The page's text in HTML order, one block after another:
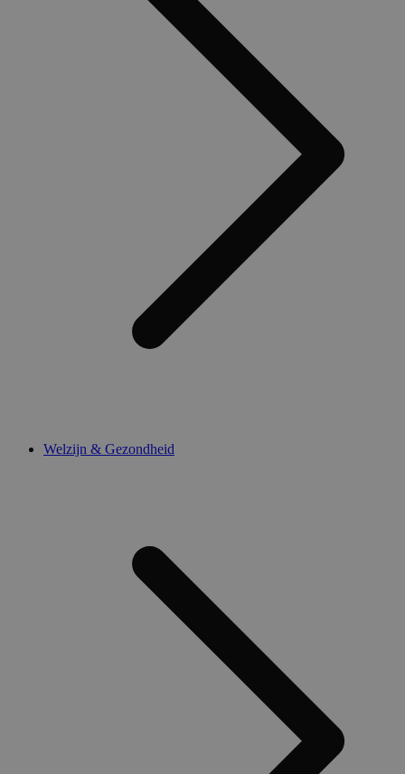
Welzijn & Gezondheid